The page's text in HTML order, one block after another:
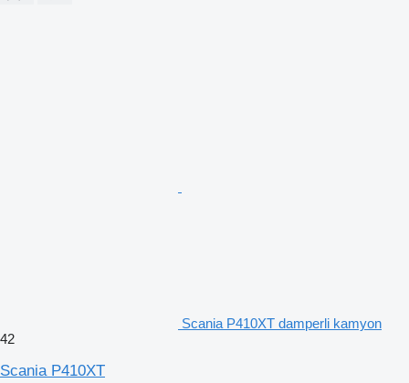
Scania P410XT damperli kamyon
42
Scania P410XT